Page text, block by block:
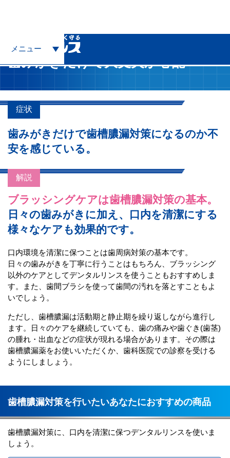
メニュー
歯ぐきのトラブル110番
歯みがきだけで大丈夫か心配
症状
歯みがきだけで歯槽膿漏対策になるのか不
安を感じている。
解説
ブラッシングケアは歯槽膿漏対策の基本。
日々の歯みがきに加え、口内を清潔にする
様々なケアも効果的です。
口内環境を清潔に保つことは歯周病対策の基本です。
日々の歯みがきを丁寧に行うことはもちろん、ブラッシング
以外のケアとしてデンタルリンスを使うこともおすすめしま
す。また、歯間ブラシを使って歯間の汚れを落とすこともよ
いでしょう。
ただし、歯槽膿漏は活動期と静止期を繰り返しながら進行し
ます。日々のケアを継続していても、歯の痛みや歯ぐき(歯茎)
の腫れ・出血などの症状が現れる場合があります。その際は
歯槽膿漏薬をお使いいただくか、歯科医院での診察を受ける
ようにしましょう。
歯槽膿漏対策を行いたいあなたにおすすめの商品
歯槽膿漏対策に、口内を清潔に保つデンタルリンスを使いま
しょう。